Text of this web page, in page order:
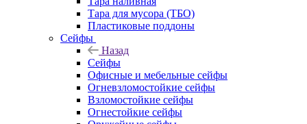
Тара для мусора (ТБО)
Пластиковые поддоны
Сейфы
Назад
Сейфы
Офисные и мебельные сейфы
Огневзломостойкие сейфы
Взломостойкие сейфы
Огнестойкие сейфы